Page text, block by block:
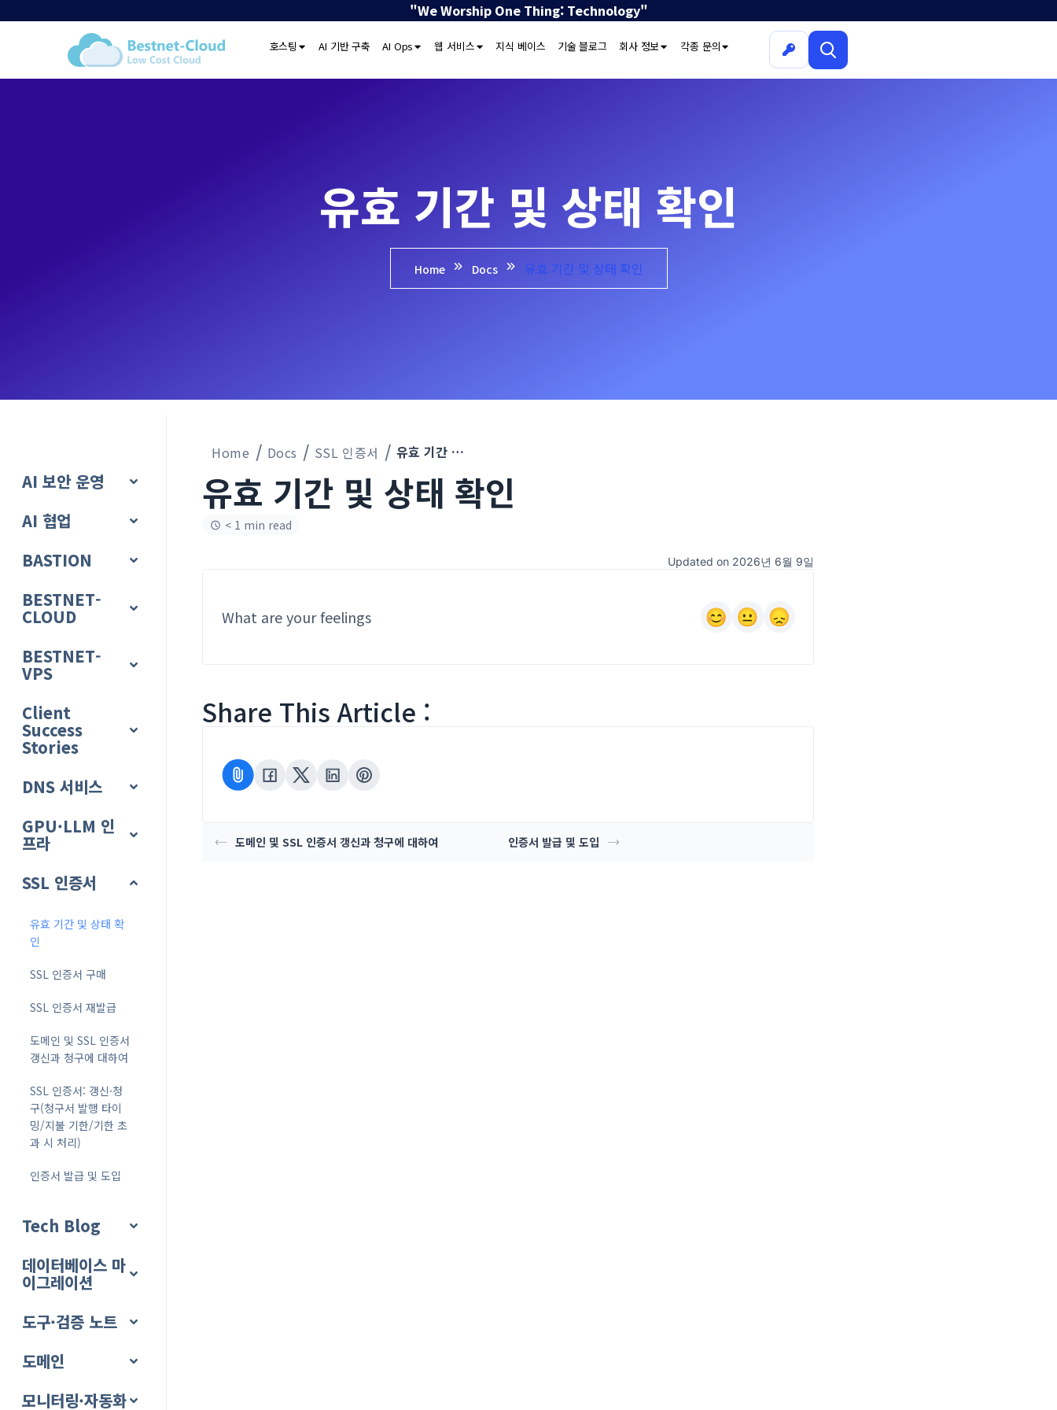
"We Worship One Thing: Technology"
호스팅 AI 기반 구축 AI Ops 웹 서비스 지식 베이스 기술 블로그 회사 정보 각종 문의
유효 기간 및 상태 확인
Home Docs 유효 기간 및 상태 확인
AI 보안 운영
AI 협업
BASTION
BESTNET-
CLOUD
BESTNET-
VPS
Client
Success
Stories
DNS 서비스
GPU·LLM 인
프라
SSL 인증서
유효 기간 및 상태 확
인
SSL 인증서 구매
SSL 인증서 재발급
도메인 및 SSL 인증서
갱신과 청구에 대하여
SSL 인증서: 갱신·청
구(청구서 발행 타이
밍/지불 기한/기한 초
과 시 처리)
인증서 발급 및 도입
Tech Blog
데이터베이스 마
이그레이션
도구·검증 노트
도메인
모니터링·자동화
Home Docs SSL 인증서 유효 기간 및 상태 확인
유효 기간 및 상태 확인
< 1 min read
Updated on 2026년 6월 9일
What are your feelings
Share This Article :
도메인 및 SSL 인증서 갱신과 청구에 대하여 인증서 발급 및 도입